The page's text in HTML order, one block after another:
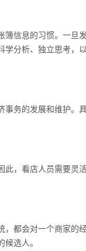
簿信息的习惯。一旦
学分析、独立思考，
事务的发展和维护。
此，看店人员需要灵
，都会对一个商家的
选人。